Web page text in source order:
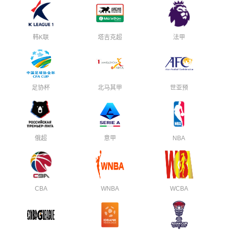
韩K联 塔吉克超 法甲
足协杯 北马其甲 世亚预
俄超 意甲 NBA
CBA WNBA WCBA